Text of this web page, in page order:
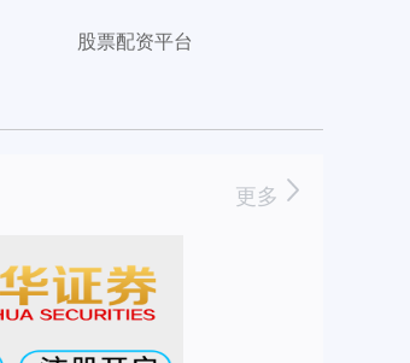
股票配资平台
更多